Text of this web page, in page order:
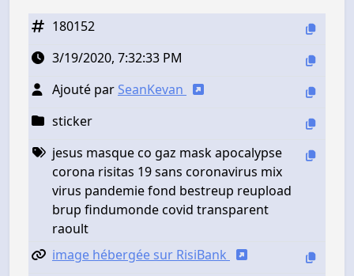
180152
3/19/2020, 7:32:33 PM
Ajouté par SeanKevan
sticker
jesus masque co gaz mask apocalypse
corona risitas 19 sans coronavirus mix
virus pandemie fond bestreup reupload
brup findumonde covid transparent
raoult
image hébergée sur RisiBank